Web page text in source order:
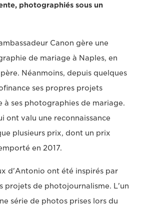
photographiés sous un
Canon gère une
de mariage à Naples, en
Néanmoins, depuis quelques
ses propres projets
à ses photographies de mariage.
ont valu une reconnaissance
plusieurs prix, dont un prix
en 2017.
d'Antonio ont été inspirés par
projets de photojournalisme. L'un
série de photos prises lors du